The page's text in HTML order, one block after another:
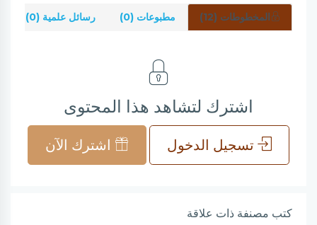
المخطوطات (12) مطبوعات (0) رسائل علمية (0)
اشترك لتشاهد هذا المحتوى
تسجيل الدخول اشترك الآن
كتب مصنفة ذات علاقة